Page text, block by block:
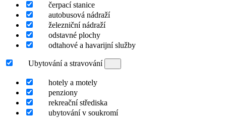
čerpací stanice
autobusová nádraží
železniční nádraží
odstavné plochy
odtahové a havarijní služby
Ubytování a stravování
hotely a motely
penziony
rekreační střediska
ubytování v soukromí